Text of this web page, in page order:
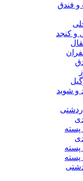
فندق
و کنجد
و شوید